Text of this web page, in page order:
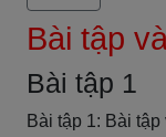
Bài tập
Bài tập 1
Bài tập 1: Bài